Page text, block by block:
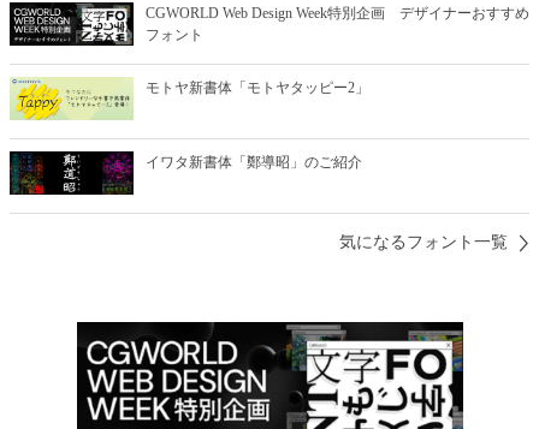
CGWORLD Web Design Week特別企画 デザイナーおすすめ
フォント
モトヤ新書体「モトヤタッピー2」
イワタ新書体「鄭導昭」のご紹介
気になるフォント一覧